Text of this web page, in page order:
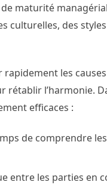
maturité
culturelles, des
rapidement les
rétablir l’harmonie.
efficaces :
de comprendre
entre les parties en